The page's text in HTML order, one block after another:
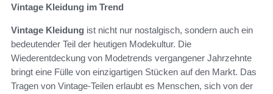
Vintage Kleidung im Trend
Vintage Kleidung ist nicht nur nostalgisch, sondern auch ein
bedeutender Teil der heutigen Modekultur. Die
Wiederentdeckung von Modetrends vergangener Jahrzehnte
bringt eine Fülle von einzigartigen Stücken auf den Markt. Das
Tragen von Vintage-Teilen erlaubt es Menschen, sich von der